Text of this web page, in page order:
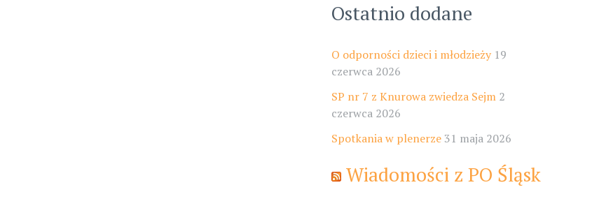
Ostatnio dodane
O odporności dzieci i młodzieży 19
czerwca 2026
SP nr 7 z Knurowa zwiedza Sejm 2
czerwca 2026
Spotkania w plenerze 31 maja 2026
Wiadomości z PO Śląsk